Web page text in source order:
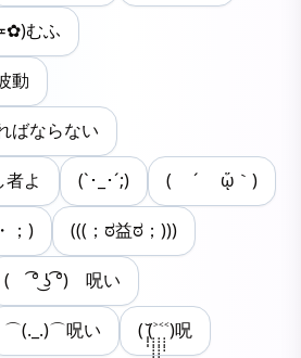
むふ
動
ならない
よ (`･_･´;) ( ´ ᾥ｀)
；) (((；ಠ益ಠ；)))
(ゝ ͡° ͜ʖ ͡°)ゝ呪い
⌒(._.)⌒呪い ( ̩̩̩̆(˃̣̣̣̣̣̣̣̣̣̣̣̣̣̣̣̣˂̣̣̣̣̣̣̣̣̣̣˂̣̣̣̣̣)呪